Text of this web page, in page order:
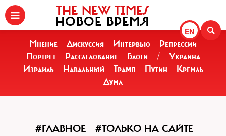
EN
THE NEW TIMES
НОВОЕ ВРЕМЯ
Мнение Дискуссия Интервью
Репрессии
Портрет
Расследование Блоги /
Украина
Израиль
Навальный Трамп Путин
Кремль
Дума
#ГЛАВНОЕ #ТОЛЬКО НА САЙТЕ